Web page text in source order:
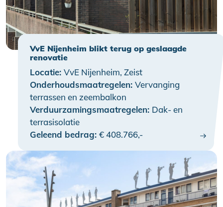
VvE Nijenheim blikt terug op geslaagde
renovatie
Locatie: VvE Nijenheim, Zeist
Onderhoudsmaatregelen: Vervanging
terrassen en zeembalkon
Verduurzamingsmaatregelen: Dak- en
terrasisolatie
Geleend bedrag: € 408.766,-